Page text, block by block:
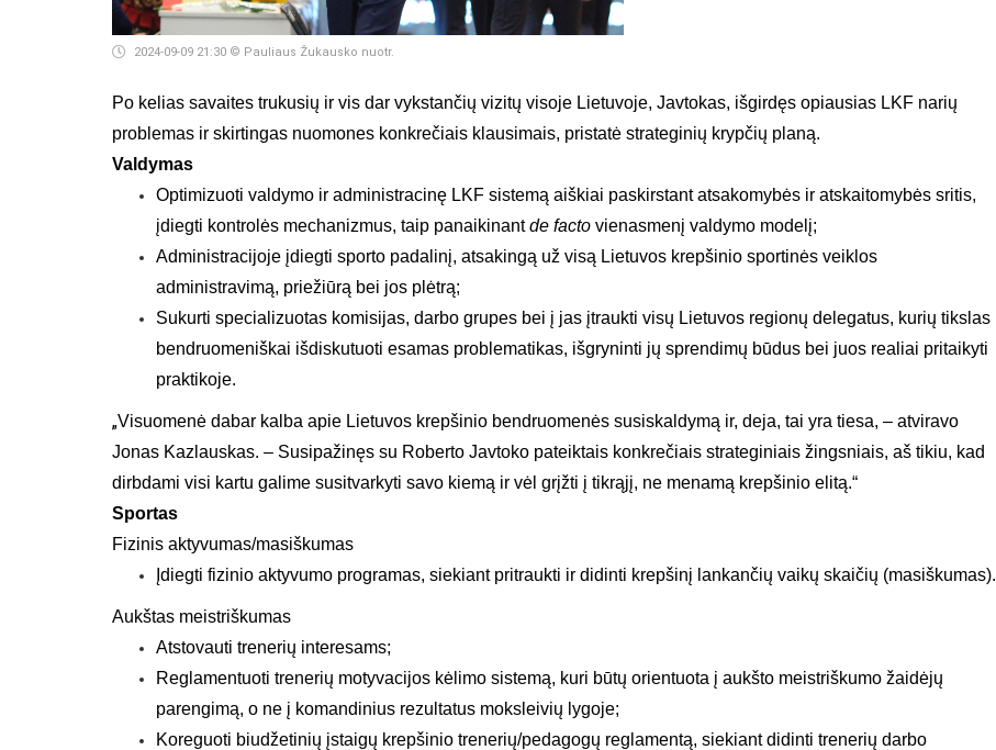
2024-09-09 21:30 © Pauliaus Žukausko nuotr.
Po kelias savaites trukusių ir vis dar vykstančių vizitų visoje Lietuvoje, Javtokas, išgirdęs opiausias LKF narių
problemas ir skirtingas nuomones konkrečiais klausimais, pristatė strateginių krypčių planą.
Valdymas
Optimizuoti valdymo ir administracinę LKF sistemą aiškiai paskirstant atsakomybės ir atskaitomybės sritis,
įdiegti kontrolės mechanizmus, taip panaikinantde facto vienasmenį valdymo modelį;
Administracijoje įdiegti sporto padalinį, atsakingą už visą Lietuvos krepšinio sportinės veiklos
administravimą, priežiūrą bei jos plėtrą;
Sukurti specializuotas komisijas, darbo grupes bei į jas įtraukti visų Lietuvos regionų delegatus, kurių tikslas
bendruomeniškai išdiskutuoti esamas problematikas, išgryninti jų sprendimų būdus bei juos realiai pritaikyti
praktikoje.
„Visuomenė dabar kalba apie Lietuvos krepšinio bendruomenės susiskaldymą ir, deja, tai yra tiesa, – atviravo
Jonas Kazlauskas. – Susipažinęs su Roberto Javtoko pateiktais konkrečiais strateginiais žingsniais, aš tikiu, kad
dirbdami visi kartu galime susitvarkyti savo kiemą ir vėl grįžti į tikrąjį, ne menamą krepšinio elitą.“
Sportas
Fizinis aktyvumas/masiškumas
Įdiegti fizinio aktyvumo programas, siekiant pritraukti ir didinti krepšinį lankančių vaikų skaičių (masiškumas).
Aukštas meistriškumas
Atstovauti trenerių interesams;
Reglamentuoti trenerių motyvacijos kė limo sistemą, kuri būtų orientuota į aukšto meistriškumo žaidėjų
parengimą, o ne į komandinius rezultatus moksleivių lygoje;
Koreguoti biudžetinių įstaigų krepšinio trenerių/pedagogų reglamentą, siekiant didinti trenerių darbo